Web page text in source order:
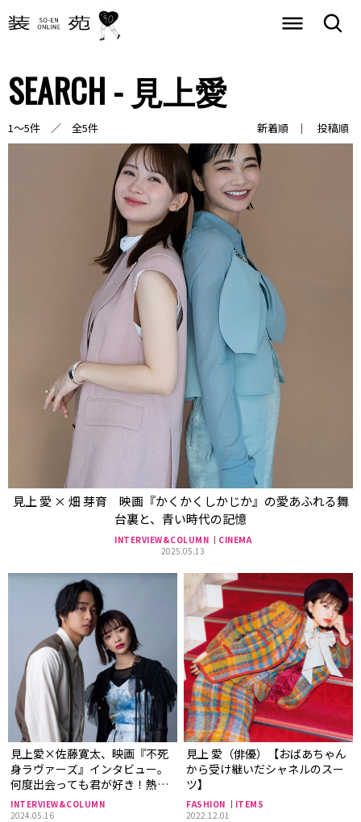
SEARCH - 見上愛
1～5件 ／ 全5件 新着順 投稿順
見上 愛 × 畑 芽育 映画『かくかくしかじか』の愛あふれる舞
台裏と、青い時代の記憶
INTERVIEW&COLUMN
CINEMA
2025.05.13
見上愛×佐藤寛太、映画『不死
身ラヴァーズ』インタビュー。
何度出会っても君が好き！熱す
ぎる恋愛劇の舞台裏
INTERVIEW&COLUMN
2024.05.16
見上 愛（俳優）【おばあちゃん
から受け継いだシャネルのスー
ツ】
FASHION
ITEMS
2022.12.01